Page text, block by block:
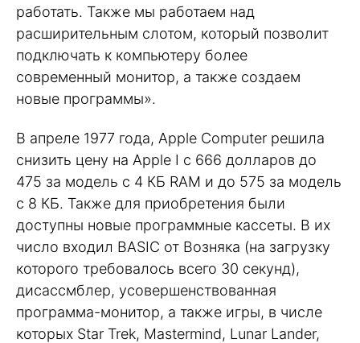
работать. Также мы работаем над
расширительным слотом, который позволит
подключать к компьютеру более
современный монитор, а также создаем
новые программы».
В апреле 1977 года, Apple Computer решила
снизить цену на Apple I с 666 долларов до
475 за модель с 4 КБ RAM и до 575 за модель
с 8 КБ. Также для приобретения были
доступны новые программные кассеты. В их
число входил BASIC от Возняка (на загрузку
которого требовалось всего 30 секунд),
дисассмблер, усовершенствованная
программа-монитор, а также игры, в числе
которых Star Trek, Mastermind, Lunar Lander,